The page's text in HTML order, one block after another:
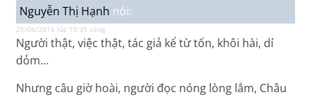
Nguyễn Thị Hạnh nói:
25/06/2016 lúc 10:35 sáng
Người thật, việc thật, tác giả kể từ tốn, khôi hài, dí
dỏm…
Nhưng câu giờ hoài, người đọc nóng lòng lắm, Châu